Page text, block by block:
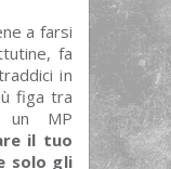
a farsi
fa
in
figa tra
MP
il tuo
solo gli